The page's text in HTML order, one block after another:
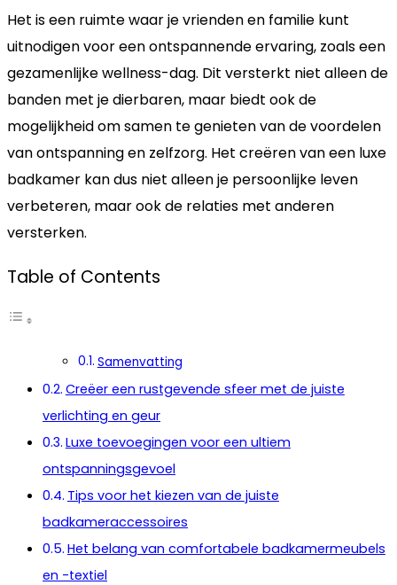
Het is een ruimte waar je vrienden en familie kunt
uitnodigen voor een ontspannende ervaring, zoals een
gezamenlijke wellness-dag. Dit versterkt niet alleen de
banden met je dierbaren, maar biedt ook de
mogelijkheid om samen te genieten van de voordelen
van ontspanning en zelfzorg. Het creëren van een luxe
badkamer kan dus niet alleen je persoonlijke leven
verbeteren, maar ook de relaties met anderen
versterken.
Table of Contents
Samenvatting
Creëer een rustgevende sfeer met de juiste
verlichting en geur
Luxe toevoegingen voor een ultiem
ontspanningsgevoel
Tips voor het kiezen van de juiste
badkameraccessoires
Het belang van comfortabele badkamermeubels
en -textiel